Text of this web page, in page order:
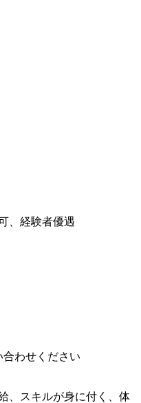
、経験者優遇
わせください
、スキルが身に付く、体